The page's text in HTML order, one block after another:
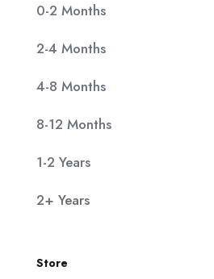
0-2 Months
2-4 Months
4-8 Months
8-12 Months
1-2 Years
2+ Years
Store